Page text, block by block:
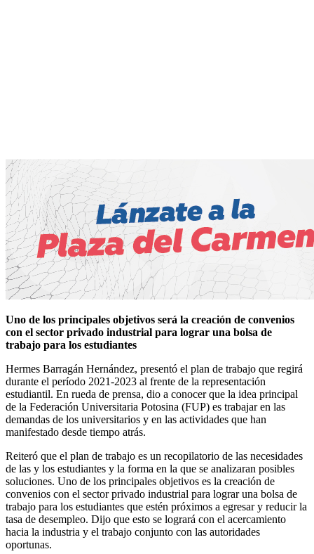
Uno de los principales objetivos será la creación de convenios
con el sector privado industrial para lograr una bolsa de
trabajo para los estudiantes
Hermes Barragán Hernández, presentó el plan de trabajo que regirá
durante el período 2021-2023 al frente de la representación
estudiantil. En rueda de prensa, dio a conocer que la idea principal
de la Federación Universitaria Potosina (FUP) es trabajar en las
demandas de los universitarios y en las actividades que han
manifestado desde tiempo atrás.
Reiteró que el plan de trabajo es un recopilatorio de las necesidades
de las y los estudiantes y la forma en la que se analizaran posibles
soluciones. Uno de los principales objetivos es la creación de
convenios con el sector privado industrial para lograr una bolsa de
trabajo para los estudiantes que estén próximos a egresar y reducir la
tasa de desempleo. Dijo que esto se logrará con el acercamiento
hacia la industria y el trabajo conjunto con las autoridades
oportunas.